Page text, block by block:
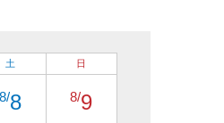
土
8/8
日
8/9